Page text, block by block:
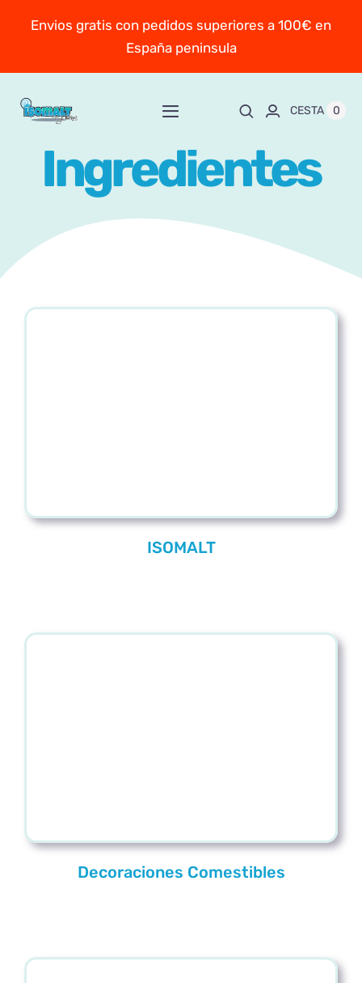
Envios gratis con pedidos superiores a 100€ en
España peninsula
Toggle
Inicio
Personaliza y encarga
CESTA 0
Ingredientes
ISOMALT
Decoraciones Comestibles